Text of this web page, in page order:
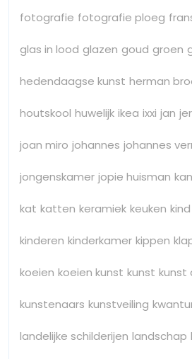
fotografie fotografie ploeg
glas in lood glazen goud groen
hedendaagse kunst herman
houtskool huwelijk ikea ixxi jan
joan miro johannes johannes
jongenskamer jopie huisman
kat katten keramiek keuken kind
kinderen kinderkamer kippen
koeien koeien kunst kunst kunst
kunstenaars kunstveiling
landelijke schilderijen landschap